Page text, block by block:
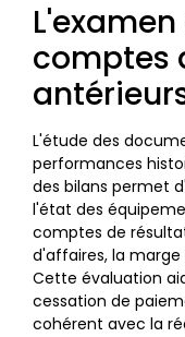
comptes
L'étude des
performances
des bilans permet
l'état des
comptes de
d'affaires, la
Cette évaluation
cessation de
cohérent avec la